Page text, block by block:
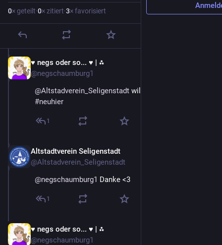
0× geteilt·0× zitiert·3× favorisiert
♥ negs oder so... ♥ | ⁂
@negschaumburg1
@Altstadverein_Seligenstadt willkommen! ^^
#neuhier
1
Altstadtverein Seligenstadt
@Altstadverein_Seligenstadt
@negschaumburg1 Danke <3
1
♥ negs oder so... ♥ | ⁂
@negschaumburg1